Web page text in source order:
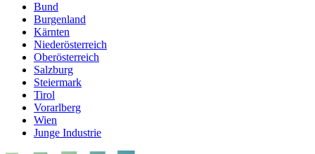
Bund
Burgenland
Kärnten
Niederösterreich
Oberösterreich
Salzburg
Steiermark
Tirol
Vorarlberg
Wien
Junge Industrie